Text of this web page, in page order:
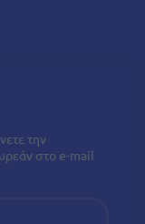
την
στο e-mail